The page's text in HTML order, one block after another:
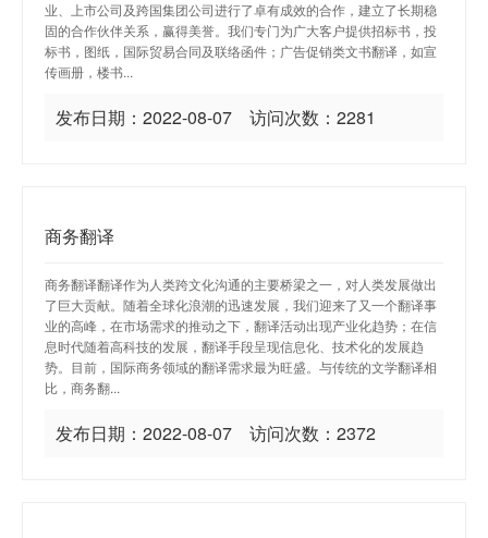
业、上市公司及跨国集团公司进行了卓有成效的合作，建立了长期稳
固的合作伙伴关系，赢得美誉。我们专门为广大客户提供招标书，投
标书，图纸，国际贸易合同及联络函件；广告促销类文书翻译，如宣
传画册，楼书...
发布日期：2022-08-07 访问次数：2281
商务翻译
商务翻译翻译作为人类跨文化沟通的主要桥梁之一，对人类发展做出
了巨大贡献。随着全球化浪潮的迅速发展，我们迎来了又一个翻译事
业的高峰，在市场需求的推动之下，翻译活动出现产业化趋势；在信
息时代随着高科技的发展，翻译手段呈现信息化、技术化的发展趋
势。目前，国际商务领域的翻译需求最为旺盛。与传统的文学翻译相
比，商务翻...
发布日期：2022-08-07 访问次数：2372